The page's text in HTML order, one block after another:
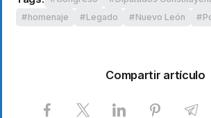
homenaje
Legado Nuevo León
Compartir artículo